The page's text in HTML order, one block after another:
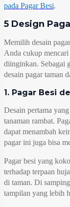
pada Pagar Besi.
5 Design
Memilih desain
Anda cukup mencari
diinginkan. Sebagai
desain pagar taman
1. Pagar Besi
Desain pertama
tanaman rambat.
dapat menambah
pagar ini juga bisa
Pagar besi yang
terhadap terpaan
di taman. Di
tampilan yang lebih